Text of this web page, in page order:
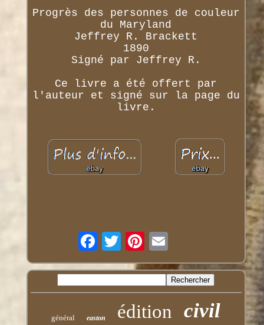
Progrès des personnes de couleur
du Maryland
Jeffrey R. Brackett
1890
Signé par Jeffrey R.
Ce livre a été offert par
l'auteur et signé sur la page du
livre.
général easton édition civil